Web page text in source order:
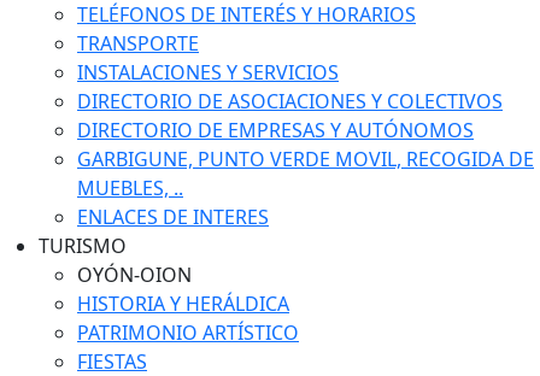
TELÉFONOS DE INTERÉS Y HORARIOS
TRANSPORTE
INSTALACIONES Y SERVICIOS
DIRECTORIO DE ASOCIACIONES Y COLECTIVOS
DIRECTORIO DE EMPRESAS Y AUTÓNOMOS
GARBIGUNE, PUNTO VERDE MOVIL, RECOGIDA DE
MUEBLES, ..
ENLACES DE INTERES
TURISMO
OYÓN-OION
HISTORIA Y HERÁLDICA
PATRIMONIO ARTÍSTICO
FIESTAS